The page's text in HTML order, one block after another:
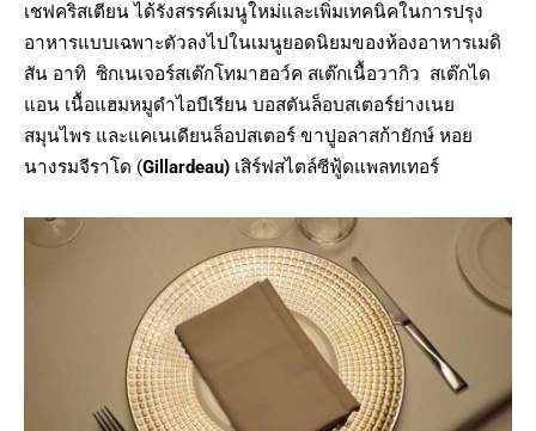
เชฟคริสเตียน ได้รังสรรค์เมนูใหม่และเพิ่มเทคนิคในการปรุง
อาหารแบบเฉพาะตัวลงไปในเมนูยอดนิยมของห้องอาหารเมดิ
สัน อาทิ ซิกเนเจอร์สเต๊กโทมาฮอว์ค สเต๊กเนื้อวากิว สเต๊กได
แอน เนื้อแฮมหมูดำไอบีเรียน บอสตันล็อบสเตอร์ย่างเนย
สมุนไพร และแคเนเดียนล็อปสเตอร์ ขาปูอลาสก้ายักษ์ หอย
นางรมจีราโด (Gillardeau) เสิร์ฟสไตล์ซีฟู้ดแพลทเทอร์